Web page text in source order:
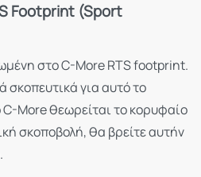
Footprint (Sport
στο C-More RTS footprint.
σκοπευτικά για αυτό το
More θεωρείται το κορυφαίο
σκοποβολή, θα βρείτε αυτήν